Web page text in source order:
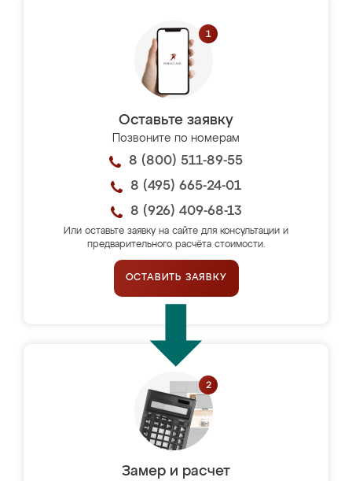
Оставьте заявку
Позвоните по номерам
8 (800) 511-89-55
8 (495) 665-24-01
8 (926) 409-68-13
Или оставьте заявку на сайте для консультации и
предварительного расчёта стоимости.
ОСТАВИТЬ ЗАЯВКУ
Замер и расчет